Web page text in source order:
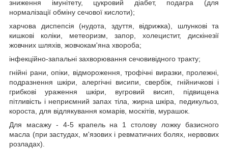
зниження імунітету, цукровий діабет, подагра (для
нормалізації обміну сечової кислоти);
харчова диспепсія (нудота, здуття, відрижка), шлункові та
кишкові коліки, метеоризм, запор, холецистит, дискінезії
жовчних шляхів, жовчокам'яна хвороба;
інфекційно-запальні захворювання сечовивідного тракту;
гнійні рани, опіки, відмороження, трофічні виразки, пролежні,
подразнення шкіри, алергічні висипи, свербіж, гнійничкові і
грибкові ураження шкіри, вугровий висип, підвищена
пітливість і неприємний запах тіла, жирна шкіра, педикульоз,
короста, для відлякування комарів, москітів, мурашок.
Для масажу - 4-5 крапель на 1 столову ложку базисного
масла (при застудах, м'язових і ревматичних болях, нервових
розладах).